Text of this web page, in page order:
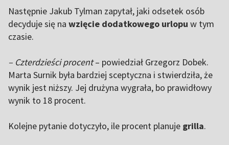
Następnie Jakub Tylman zapytał, jaki odsetek osób
decyduje się na wzięcie dodatkowego urlopu w tym
czasie.
– Czterdzieści procent– powiedział Grzegorz Dobek.
Marta Surnik była bardziej sceptyczna i stwierdziła, że
wynik jest niższy. Jej drużyna wygrała, bo prawidłowy
wynik to 18 procent.
Kolejne pytanie dotyczyło, ile procent planuje grilla.